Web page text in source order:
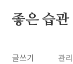
좋은 습관
글쓰기 관